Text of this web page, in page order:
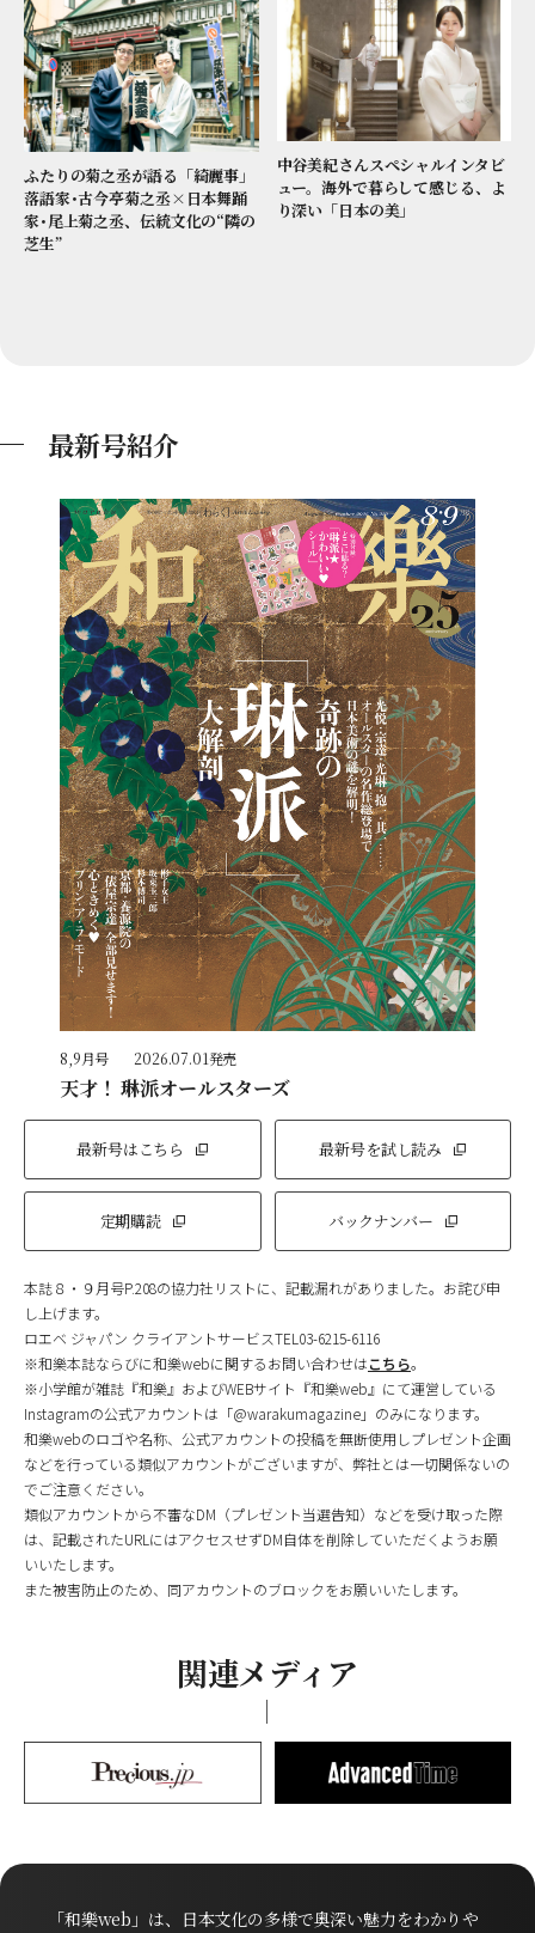
ふたりの菊之丞が語る「綺麗事」
落語家･古今亭菊之丞×日本舞踊
家･尾上菊之丞、伝統文化の“隣の
芝生”
中谷美紀さんスペシャルインタビ
ュー。海外で暮らして感じる、よ
り深い「日本の美」
最新号紹介
8,9月号 2026.07.01発売
天才！ 琳派オールスターズ
最新号はこちら 最新号を試し読み
定期購読 バックナンバー
本誌８・９月号P.208の協力社リストに、記載漏れがありました。お詫び申
し上げます。
ロエベ ジャパン クライアントサービスTEL03-6215-6116
※和樂本誌ならびに和樂webに関するお問い合わせはこちら。
※小学館が雑誌『和樂』およびWEBサイト『和樂web』にて運営している
Instagramの公式アカウントは「@warakumagazine」のみになります。
和樂webのロゴや名称、公式アカウントの投稿を無断使用しプレゼント企画
などを行っている類似アカウントがございますが、弊社とは一切関係ないの
でご注意ください。
類似アカウントから不審なDM（プレゼント当選告知）などを受け取った際
は、記載されたURLにはアクセスせずDM自体を削除していただくようお願
いいたします。
また被害防止のため、同アカウントのブロックをお願いいたします。
関連メディア
「和樂web」は、日本文化の多様で奥深い魅力をわかりや